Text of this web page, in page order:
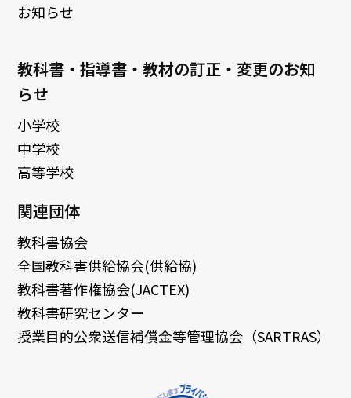
お知らせ
教科書・指導書・教材の訂正・変更のお知
らせ
小学校
中学校
高等学校
関連団体
教科書協会
全国教科書供給協会(供給協)
教科書著作権協会(JACTEX)
教科書研究センター
授業目的公衆送信補償金等管理協会（SARTRAS）